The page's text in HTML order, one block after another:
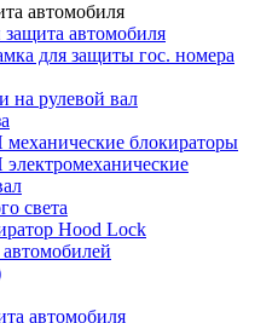
автомобиля
автомобиля
для защиты гос. номера
на рулевой вал
блокираторы
света
Hood Lock
автомобиля